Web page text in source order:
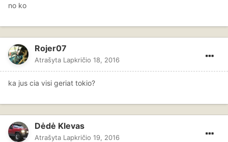
no ko
Rojer07
Atrašyta Lapkričio 18, 2016
ka jus cia visi geriat tokio?
Dėdė Klevas
Atrašyta Lapkričio 19, 2016